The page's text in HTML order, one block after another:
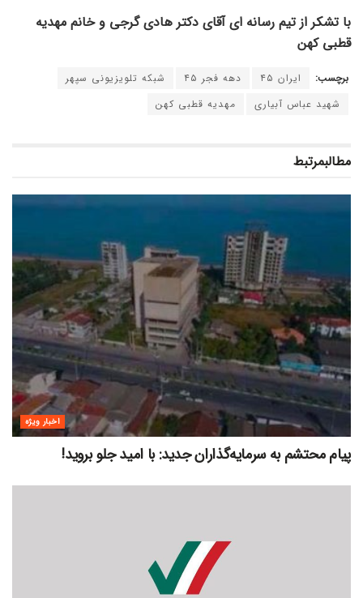
با تشکر از تیم رسانه ای آقای دکتر هادی گرجی و خانم مهدیه
قطبی کهن
برچسب: ایران ۴۵ دهه فجر ۴۵
شبکه تلویزیونی سپهر
شهید عباس آبیاری
مهدیه قطبی کهن
مطالبمرتبط
اخبار ویژه
پیام محتشم به سرمایه‌گذاران جدید: با امید جلو بروید!